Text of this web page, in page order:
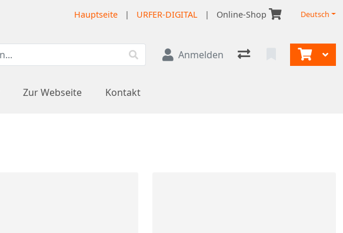
Hauptseite | URFER-DIGITAL | Online-Shop Deutsch
Anmelden
Zur Webseite Kontakt